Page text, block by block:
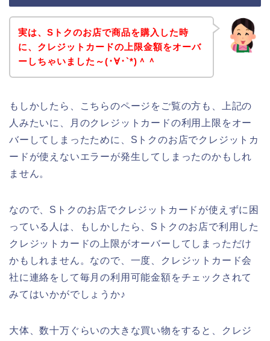
実は、Sトクのお店で商品を購入した時
に、クレジットカードの上限金額をオーバ
ーしちゃいました～(･∀･`*)＾＾
もしかしたら、こちらのページをご覧の方も、上記の
人みたいに、月のクレジットカードの利用上限をオー
バーしてしまったために、Sトクのお店でクレジットカ
ードが使えないエラーが発生してしまったのかもしれ
ません。
なので、Sトクのお店でクレジットカードが使えずに困
っている人は、もしかしたら、Sトクのお店で利用した
クレジットカードの上限がオーバーしてしまっただけ
かもしれません。なので、一度、クレジットカード会
社に連絡をして毎月の利用可能金額をチェックされて
みてはいかがでしょうか♪
大体、数十万ぐらいの大きな買い物をすると、クレジ